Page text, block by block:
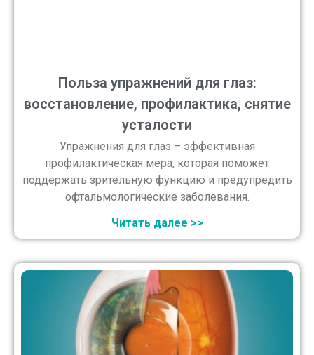
Польза упражнений для глаз:
восстановление, профилактика, снятие
усталости
Упражнения для глаз – эффективная
профилактическая мера, которая поможет
поддержать зрительную функцию и предупредить
офтальмологические заболевания.
Читать далее >>